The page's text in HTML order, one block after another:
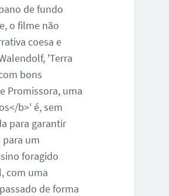
de fundo
o filme não
coesa e
'Terra
bons
Promissora, uma
b>' é, sem
para garantir
para um
foragido
com uma
de forma